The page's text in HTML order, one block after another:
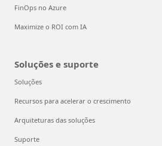
FinOps no Azure
Maximize o ROI com IA
Soluções e suporte
Soluções
Recursos para acelerar o crescimento
Arquiteturas das soluções
Suporte